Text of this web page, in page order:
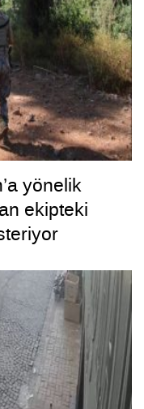
yönelik
ekipteki